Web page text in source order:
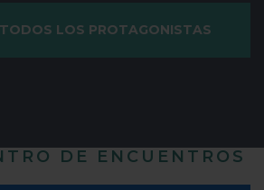
LOS PROTAGONISTAS
DE ENCUENTROS